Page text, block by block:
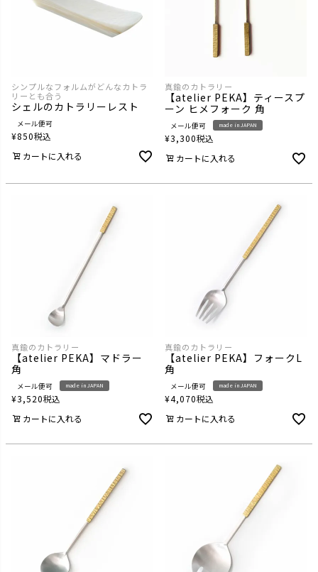
シンプルなフォルムがどんなカトラ
リーとも合う
シェルのカトラリーレスト
メール便可
¥850税込
カートに入れる
真鍮のカトラリー
【atelier PEKA】ティースプ
ーン ヒメフォーク 角
メール便可 made in JAPAN
¥3,300税込
カートに入れる
真鍮のカトラリー
【atelier PEKA】マドラー
角
メール便可 made in JAPAN
¥3,520税込
カートに入れる
真鍮のカトラリー
【atelier PEKA】フォークL
角
メール便可 made in JAPAN
¥4,070税込
カートに入れる